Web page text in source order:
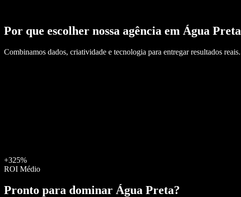
Por que escolher nossa agência em Água Preta
Combinamos dados, criatividade e tecnologia para entregar resultados reais.
+325%
ROI Médio
Pronto para dominar Água Preta?